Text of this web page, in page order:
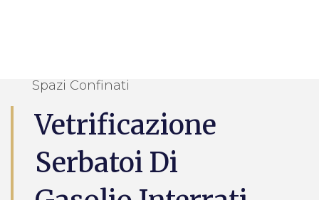
Spazi Confinati
Vetrificazione
Serbatoi Di